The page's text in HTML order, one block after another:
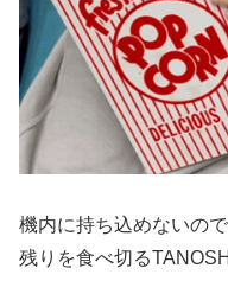
機内に持ち込めないの
残りを食べ切る